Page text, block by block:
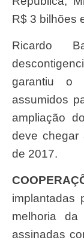
R$ 3 bilhões
Ricardo Barros destacou, ainda, o
garantiu o
assumidos
ampliação
deve
de 2017.
implantadas
melhoria
assinadas